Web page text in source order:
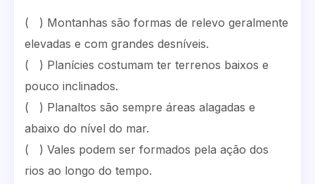
( ) Montanhas são formas de relevo geralmente
elevadas e com grandes desníveis.
( ) Planícies costumam ter terrenos baixos e
pouco inclinados.
( ) Planaltos são sempre áreas alagadas e
abaixo do nível do mar.
( ) Vales podem ser formados pela ação dos
rios ao longo do tempo.